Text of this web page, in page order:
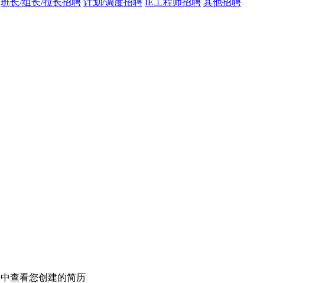
班长/组长/拉长招聘 计划/调度招聘 IE工程师招聘 其他招聘
中查看您创建的简历